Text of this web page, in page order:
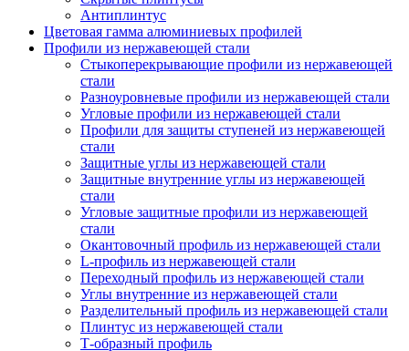
Антиплинтус
Цветовая гамма алюминиевых профилей
Профили из нержавеющей стали
Стыкоперекрывающие профили из нержавеющей
стали
Разноуровневые профили из нержавеющей стали
Угловые профили из нержавеющей стали
Профили для защиты ступеней из нержавеющей
стали
Защитные углы из нержавеющей стали
Защитные внутренние углы из нержавеющей
стали
Угловые защитные профили из нержавеющей
стали
Окантовочный профиль из нержавеющей стали
L-профиль из нержавеющей стали
Переходный профиль из нержавеющей стали
Углы внутренние из нержавеющей стали
Разделительный профиль из нержавеющей стали
Плинтус из нержавеющей стали
Т-образный профиль